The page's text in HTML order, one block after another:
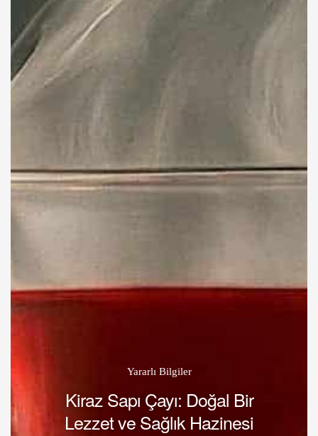
Yararlı Bilgiler
Kiraz Sapı Çayı: Doğal Bir
Lezzet ve Sağlık Hazinesi